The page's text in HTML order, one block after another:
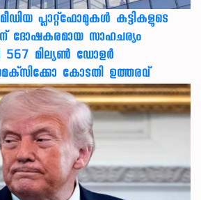
പ്ലാറ്റ്‌ഫോമുകള്‍ കുട്ടികളുടെ
ദോഷകരമായ സാഹചര്യം
567 മില്യണ്‍ ഡോളര്‍
കോടതി ഉത്തരവ്